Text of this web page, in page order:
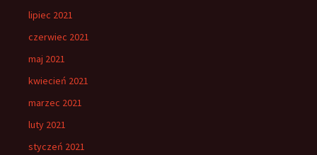
lipiec 2021
czerwiec 2021
maj 2021
kwiecień 2021
marzec 2021
luty 2021
styczeń 2021